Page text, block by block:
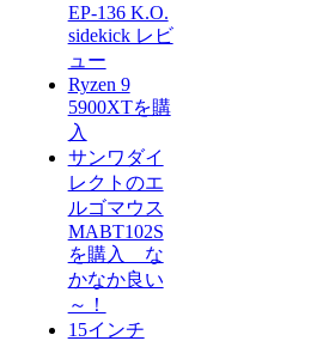
EP-136 K.O.
sidekick レビ
ュー
Ryzen 9
5900XTを購
入
サンワダイ
レクトのエ
ルゴマウス
MABT102S
を購入 な
かなか良い
～！
15インチ